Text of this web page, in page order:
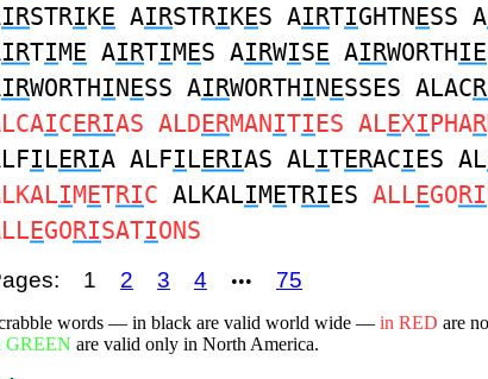
IRSTRIKE AIRSTRIKES AIRTIGHTNESS A
IRTIME AIRTIMES AIRWISE AIRWORTHIE
IRWORTHINESS AIRWORTHINESSES ALAC
ICERIAS ALDERMANITIES ALEXIPHAR
ILERIA ALFILERIAS ALITERACIES AL
IMETRIC ALKALIMETRIES ALLEGORI
EGORISATIONS
1 2 3 4 ••• 75
words — in black are valid world wide — in RED are
GREEN are valid only in North America.